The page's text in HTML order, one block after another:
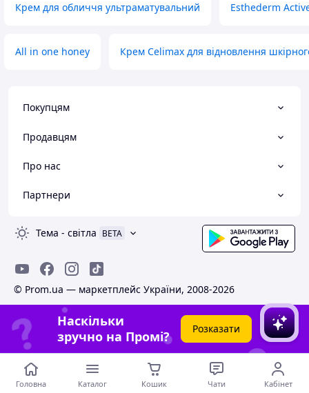
Крем для обличчя ультраматувальний Esthederm
All in one honey Крем Celimax для відновлення
Покупцям
Продавцям
Про нас
Партнери
Тема - світла BETA
© Prom.ua — маркетплейс України, 2008-2026
Наскільки
зручно на Промі?
Розказати
Головна Каталог Кошик Чати Кабінет